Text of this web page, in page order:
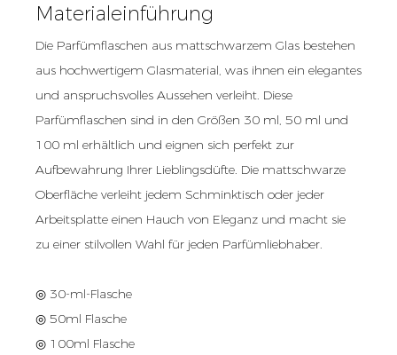
Materialeinführung
Die Parfümflaschen aus mattschwarzem Glas bestehen
aus hochwertigem Glasmaterial, was ihnen ein elegantes
und anspruchsvolles Aussehen verleiht. Diese
Parfümflaschen sind in den Größen 30 ml, 50 ml und
100 ml erhältlich und eignen sich perfekt zur
Aufbewahrung Ihrer Lieblingsdüfte. Die mattschwarze
Oberfläche verleiht jedem Schminktisch oder jeder
Arbeitsplatte einen Hauch von Eleganz und macht sie
zu einer stilvollen Wahl für jeden Parfümliebhaber.
◎ 30-ml-Flasche
◎ 50ml Flasche
◎ 100ml Flasche